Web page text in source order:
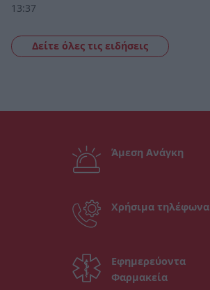
13:37
Δείτε όλες τις ειδήσεις
Άμεση Ανάγκη
Χρήσιμα τηλέφωνα
Εφημερεύοντα
Φαρμακεία